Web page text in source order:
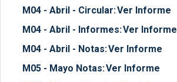
M04 - Abril - Circular:Ver Informe
M04 - Abril - Informes:Ver Informe
M04 - Abril - Notas:Ver Informe
M05 - Mayo Notas:Ver Informe